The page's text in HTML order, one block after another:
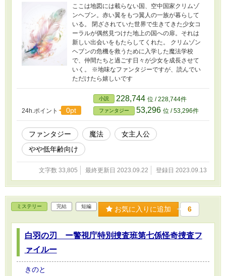
ここは地図には載らない国、空中国家クリムゾ
ンヘブン。赤い翼をもつ翼人の一族が暮らして
いる。 閉ざされていた世界で生きてきた少女コ
ーラルが偶然見つけた地上の国への扉。それは
新しい出会いをもたらしてくれた。 クリムゾン
ヘブンの危機を救うために入学した魔法学校
で、仲間たちと過ごす日々が少女を成長させて
いく。 ※地味なファンタジーですが、読んでい
ただけたら嬉しいです
24h.ポイント 0pt
小説 228,744 位 / 228,744件
ファンタジー 53,296 位 / 53,296件
ファンタジー 魔法
女主人公
やや低年齢向け
文字数 33,805 最終更新日 2023.09.22 登録日 2023.09.13
ミステリー 完結 短編 お気に入りに追加 6
白羽の刃 ー警視庁特別捜査班第七係怪奇捜査フ
ァイルー
きのと